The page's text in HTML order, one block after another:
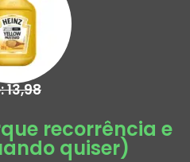
13,98
recorrência e
quiser)